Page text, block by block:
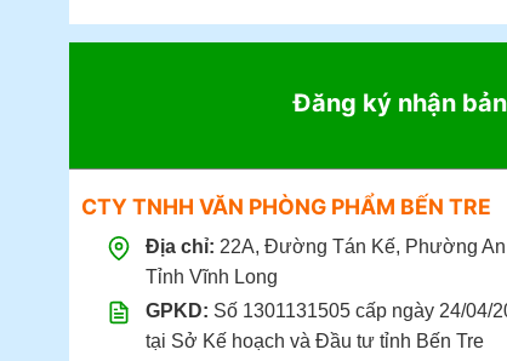
Đăng ký nhận
CTY TNHH VĂN PHÒNG PHẨM BẾN TRE
Địa chỉ: 22A, Đường Tán Kế, Phường
Tỉnh Vĩnh Long
GPKD: Số 1301131505 cấp ngày 24/04/
tại Sở Kế hoạch và Đầu tư tỉnh Bến Tre